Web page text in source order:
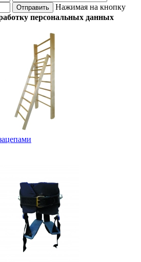
Отправить
Нажимая на кнопку
персональных данных